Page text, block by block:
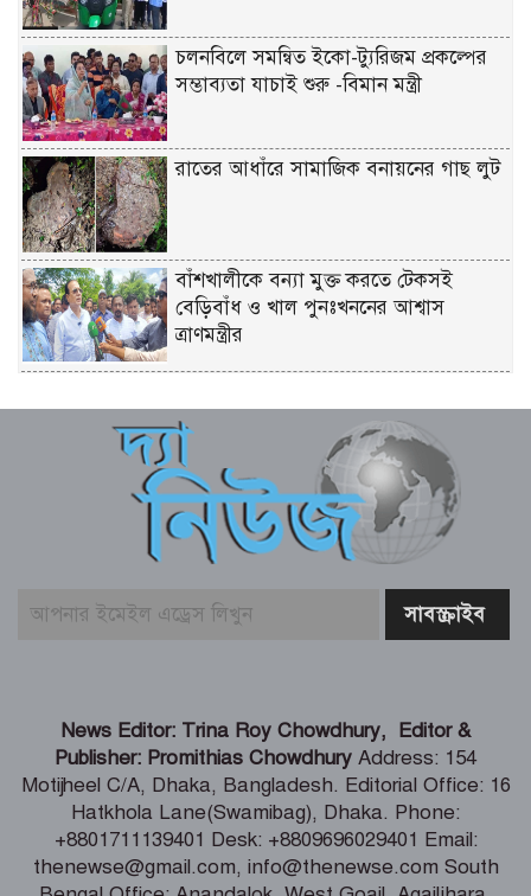
চলনবিলে সমন্বিত ইকো-ট্যুরিজম প্রকল্পের
সম্ভাব্যতা যাচাই শুরু -বিমান মন্ত্রী
রাতের আধাঁরে সামাজিক বনায়নের গাছ লুট
বাঁশখালীকে বন্যা মুক্ত করতে টেকসই
বেড়িবাঁধ ও খাল পুনঃখননের আশ্বাস
ত্রাণমন্ত্রীর
প্রভাব না ফেলে: প্রধানমন্ত্রী
ফের গ্রেফতার তনু হত্যায় সাবেক সেনাসদস্য
হাফিজুর রহমান
বাজার সিন্ডিকেট ও মজুতদারি করলেই
গণঅভ্যুত্থানের সঙ্গে প্রথম বেইমানি করেছেন
জামায়াত আমির – রাশেদ খান
সাড়ে ৬ বছরে মোটরসাইকেল দুর্ঘটনায় নিহত
১৫ হাজার ৭১২ জন
News Editor: Trina Roy Chowdhury, Editor &
Publisher: Promithias Chowdhury Address: 154
Motijheel C/A, Dhaka, Bangladesh. Editorial Office: 16
Hatkhola Lane(Swamibag), Dhaka. Phone:
+8801711139401 Desk: +8809696029401 Email:
thenewse@gmail.com, info@thenewse.com South